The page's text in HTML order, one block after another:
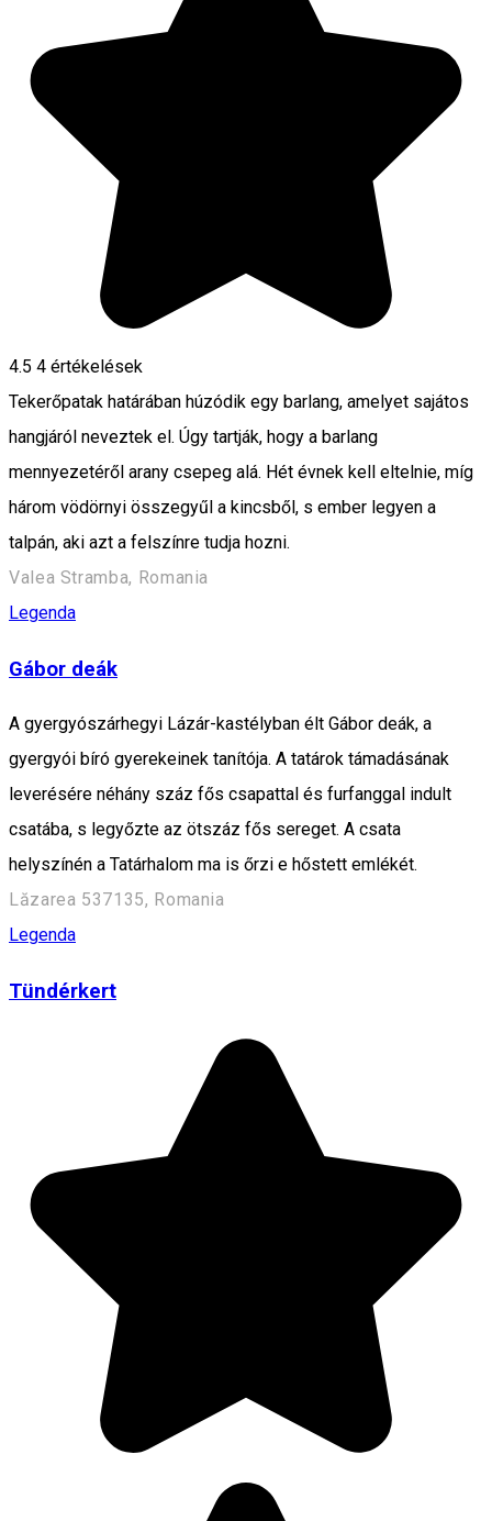
4.5 4 értékelések
Tekerőpatak határában húzódik egy barlang, amelyet sajátos
hangjáról neveztek el. Úgy tartják, hogy a barlang
mennyezetéről arany csepeg alá. Hét évnek kell eltelnie, míg
három vödörnyi összegyűl a kincsből, s ember legyen a
talpán, aki azt a felszínre tudja hozni.
Valea Stramba, Romania
Legenda
Gábor deák
A gyergyószárhegyi Lázár-kastélyban élt Gábor deák, a
gyergyói bíró gyerekeinek tanítója. A tatárok támadásának
leverésére néhány száz fős csapattal és furfanggal indult
csatába, s legyőzte az ötszáz fős sereget. A csata
helyszínén a Tatárhalom ma is őrzi e hőstett emlékét.
Lăzarea 537135, Romania
Legenda
Tündérkert